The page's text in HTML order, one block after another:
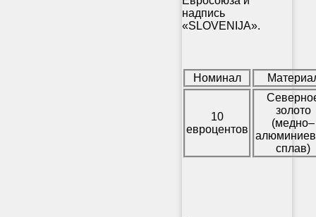
надпись
«SLOVENIJA».
Номинал
10
евроцентов
золото
(медно–
сплав)